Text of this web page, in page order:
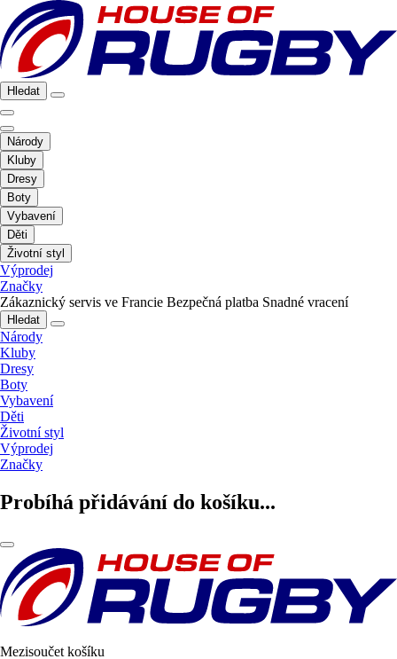
Hledat
Národy
Kluby
Dresy
Boty
Vybavení
Děti
Životní styl
Výprodej
Značky
Zákaznický servis ve Francie Bezpečná platba Snadné vracení
Hledat
Národy
Kluby
Dresy
Boty
Vybavení
Děti
Životní styl
Výprodej
Značky
Probíhá přidávání do košíku...
Mezisoučet košíku